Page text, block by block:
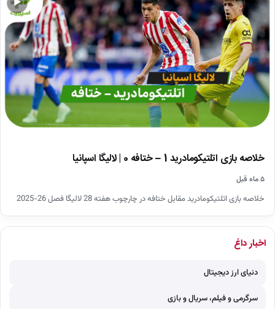
▶
خلاصه بازی اتلتیکومادرید 1 – ختافه 0 | لالیگا اسپانیا
۵ ماه قبل
خلاصه بازی اتلتیکومادرید مقابل ختافه در چارچوب هفته 28 لالیگا فصل 26-2025
اخبار داغ
دنیای ارز دیجیتال
سرگرمی و فیلم، سریال و بازی